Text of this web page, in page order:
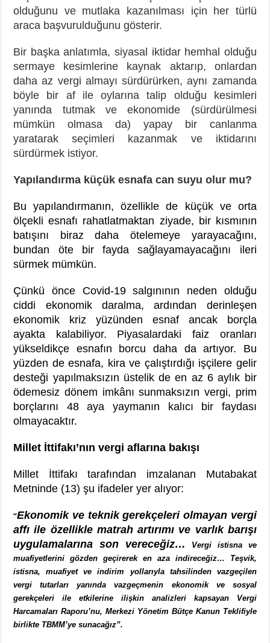
olduğunu ve mutlaka kazanılması için her türlü
araca başvurulduğunu gösterir.
Bir başka anlatımla, siyasal iktidar hemhal olduğu
sermaye kesimlerine kaynak aktarıp, onlardan
daha az vergi almayı sürdürürken, aynı zamanda
böyle bir af ile oylarına talip olduğu kesimleri
yanında tutmak ve ekonomide (sürdürülmesi
mümkün olmasa da) yapay bir canlanma
yaratarak seçimleri kazanmak ve iktidarını
sürdürmek istiyor.
Yapılandırma küçük esnafa can suyu olur mu?
Bu yapılandırmanın, özellikle de küçük ve orta
ölçekli esnafı rahatlatmaktan ziyade, bir kısmının
batışını biraz daha ötelemeye yarayacağını,
bundan öte bir fayda sağlayamayacağını ileri
sürmek mümkün.
Çünkü önce Covid-19 salgınının neden olduğu
ciddi ekonomik daralma, ardından derinleşen
ekonomik kriz yüzünden esnaf ancak borçla
ayakta kalabiliyor. Piyasalardaki faiz oranları
yükseldikçe esnafın borcu daha da artıyor. Bu
yüzden de esnafa, kira ve çalıştırdığı işçilere gelir
desteği yapılmaksızın üstelik de en az 6 aylık bir
ödemesiz dönem imkânı sunmaksızın vergi, prim
borçlarını 48 aya yaymanın kalıcı bir faydası
olmayacaktır.
Millet İttifakı’nın vergi aflarına bakışı
Millet İttifakı tarafından imzalanan Mutabakat
Metninde (13) şu ifadeler yer alıyor:
“Ekonomik ve teknik gerekçeleri olmayan vergi
affı ile özellikle matrah artırımı ve varlık barışı
uygulamalarına son vereceğiz…
Vergi istisna ve
muafiyetlerini gözden geçirerek en aza indireceğiz…
Teşvik,
istisna, muafiyet ve indirim yollarıyla tahsilinden vazgeçilen
vergi tutarları yanında vazgeçmenin ekonomik ve sosyal
gerekçeleri ile etkilerine ilişkin analizleri kapsayan Vergi
Harcamaları Raporu’nu, Merkezi Yönetim Bütçe Kanun Teklifiyle
birlikte TBMM’ye sunacağız”.